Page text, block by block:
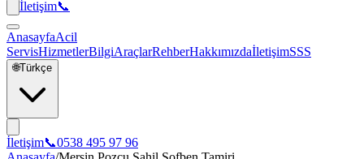
İletişim📞
AnasayfaAcil
ServisHizmetlerBilgiAraçlarRehberHakkımızdaİletişimSSS
🌐Türkçe
İletişim📞0538 495 97 96